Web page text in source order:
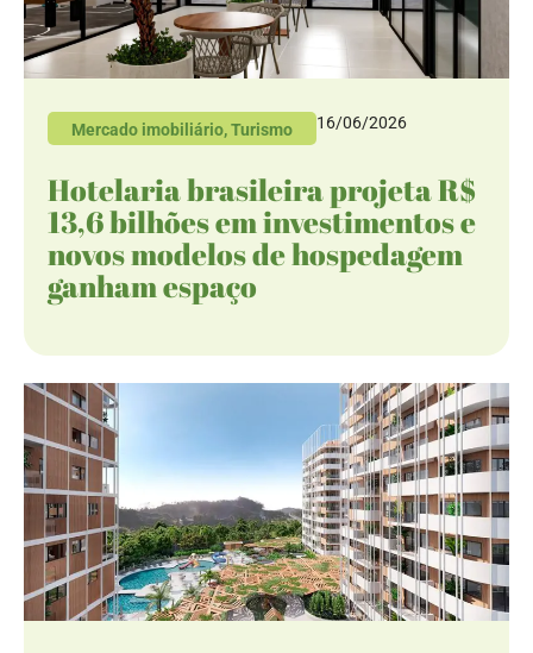
Mercado imobiliário,Turismo 16/06/2026
Hotelaria brasileira projeta R$
13,6 bilhões em investimentos e
novos modelos de hospedagem
ganham espaço